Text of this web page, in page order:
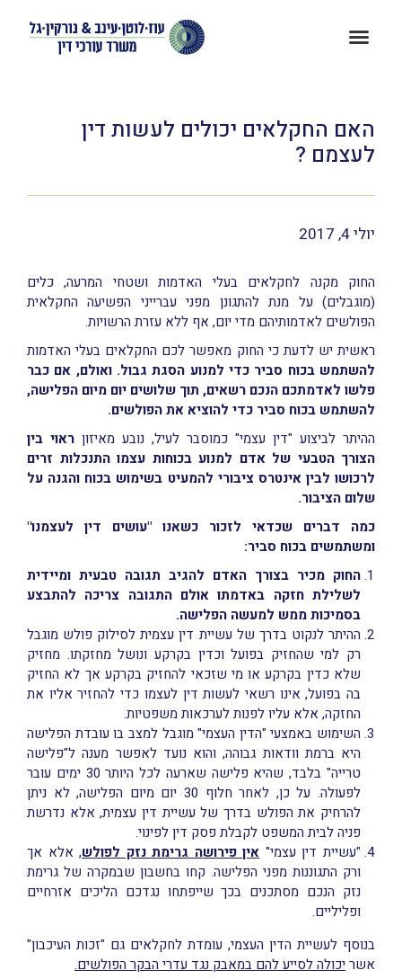
האם החקלאים יכולים לעשות דין
לעצמם ?
יולי 4, 2017
החוק מקנה לחקלאים בעלי האדמות ושטחי המרעה, כלים
(מוגבלים) על מנת להתגונן מפני עברייני הפשיעה החקלאית
הפולשים לאדמותיהם מדי יום, אף ללא עזרת הרשויות.
ראשית יש לדעת כי החוק מאפשר לכם החקלאים בעלי האדמות
להשתמש בכוח סביר כדי למנוע הסגת גבול. ואולם, אם כבר
פלשו לאדמתכם הנכם רשאים, תוך שלושים יום מיום הפלישה,
להשתמש בכוח סביר כדי להוציא את הפולשים.
ההיתר לביצוע "דין עצמי" כמוסבר לעיל, נובע מאיזון ראוי בין
הצורך הטבעי של אדם למנוע בכוחות עצמו התנכלות זרים
לרכושו לבין אינטרס ציבורי להמעיט בשימוש בכוח והגנה על
שלום הציבור.
כמה דברים שכדאי לזכור כשאנו "עושים דין לעצמנו"
ומשתמשים בכוח סביר:
החוק מכיר בצורך האדם להגיב תגובה טבעית ומיידית
לשלילת חזקה באדמתו אולם התגובה צריכה להתבצע
בסמיכות ממש למעשה הפלישה.
ההיתר לנקוט בדרך של עשיית דין עצמית לסילוק פולש מוגבל
רק למי שהחזיק בפועל וכדין בקרקע ונושל מחזקתו. מחזיק
שלא כדין בקרקע או מי שזכאי להחזיק בקרקע אך לא החזיק
בה בפועל, אינו רשאי לעשות דין לעצמו כדי להחזיר אליו את
החזקה, אלא עליו לפנות לערכאות משפטיות.
השימוש באמצעי "הדין העצמי" מוגבל למצב בו עובדת הפלישה
היא ברמת וודאות גבוהה, והוא נועד לאפשר מענה ל"פלישה
טרייה" בלבד, שהיא פלישה שארעה לכל היותר 30 ימים עובר
לפעולה. על כן, לאחר חלוף 30 יום מיום הפלישה, לא ניתן
להרחיק את הפולש בדרך של עשיית דין עצמית, אלא נדרשת
פניה לבית המשפט לקבלת פסק דין לפינוי.
"עשיית דין עצמי" אין פירושה גרימת נזק לפולש, אלא אך
ורק התגוננות מפני הפלישה. קחו בחשבון שבמקרה של גרימת
נזק הנכם מסתכנים בכך שייפתחו נגדכם הליכים אזרחיים
ופליליים.
בנוסף לעשיית הדין העצמי, עומדת לחקלאים גם "זכות העיכבון"
אשר יכולה לסייע להם במאבק נגד עדרי הבקר הפולשים.